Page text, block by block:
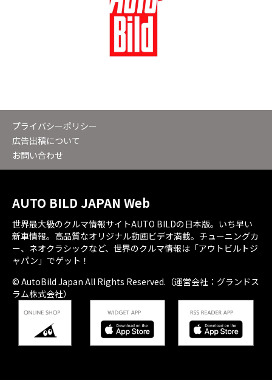
プライバシーポリシー
広告出稿について
お問い合わせ
AUTO BILD JAPAN Web
世界最大級のクルマ情報サイトAUTO BILDの日本版。いち早い
新車情報。高品質なオリジナル動画ビデオ満載。チューニングカ
ー、ネオクラシックなど、世界のクルマ情報は「アウトビルトジ
ャパン」でゲット！
© AutoBild Japan All Rights Reserved.（運営会社：グランドス
ラム株式会社）